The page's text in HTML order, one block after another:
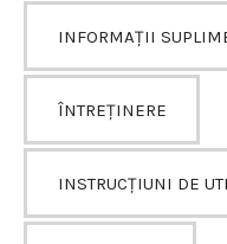
INFORMAȚII
ÎNTREȚINERE
INSTRUCȚIUNI DE